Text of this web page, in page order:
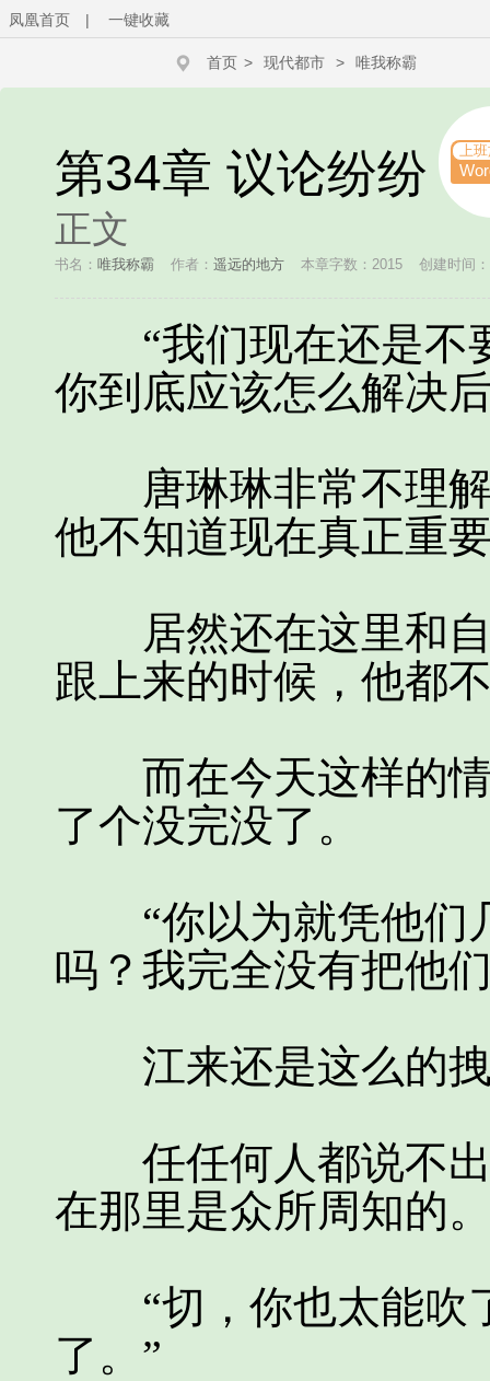
凤凰首页 | 一键收藏
首页 > 现代都市 > 唯我称霸
第34章 议论纷纷 上
正文
书名： 唯我称霸 作者： 遥远的地方 本章字数：2015 创建时间
“我们现在还是不
你到底应该怎么解决
唐琳琳非常不理解
他不知道现在真正重
居然还在这里和自
跟上来的时候，他都
而在今天这样的情
了个没完没了。
“你以为就凭他们
吗？我完全没有把他
江来还是这么的拽
任任何人都说不出
在那里是众所周知的
“切，你也太能吹
了。”